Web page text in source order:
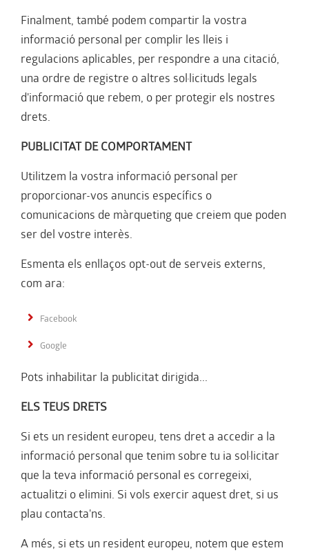
Finalment, també podem compartir la vostra
informació personal per complir les lleis i
regulacions aplicables, per respondre a una citació,
una ordre de registre o altres sol·licituds legals
d'informació que rebem, o per protegir els nostres
drets.
PUBLICITAT DE COMPORTAMENT
Utilitzem la vostra informació personal per
proporcionar-vos anuncis específics o
comunicacions de màrqueting que creiem que poden
ser del vostre interès.
Esmenta els enllaços opt-out de serveis externs,
com ara:
Facebook
Google
Pots inhabilitar la publicitat dirigida...
ELS TEUS DRETS
Si ets un resident europeu, tens dret a accedir a la
informació personal que tenim sobre tu ia sol·licitar
que la teva informació personal es corregeixi,
actualitzi o elimini. Si vols exercir aquest dret, si us
plau contacta'ns.
A més, si ets un resident europeu, notem que estem